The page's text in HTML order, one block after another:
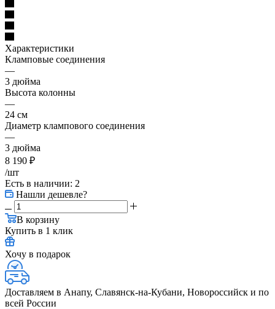
Характеристики
Кламповые соединения
—
3 дюйма
Высота колонны
—
24 см
Диаметр клампового соединения
—
3 дюйма
8 190 ₽
/шт
Есть в наличии: 2
Нашли дешевле?
В корзину
Купить в 1 клик
Хочу в подарок
Доставляем в Анапу, Славянск-на-Кубани, Новороссийск и по
всей России